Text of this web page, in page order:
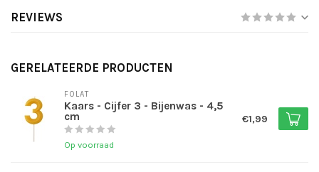
REVIEWS
GERELATEERDE PRODUCTEN
FOLAT
Kaars - Cijfer 3 - Bijenwas - 4,5
cm
Op voorraad
€1,99